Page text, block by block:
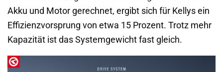
Akku und Motor gerechnet, ergibt sich für Kellys ein
Effizienzvorsprung von etwa 15 Prozent. Trotz mehr
Kapazität ist das Systemgewicht fast gleich.